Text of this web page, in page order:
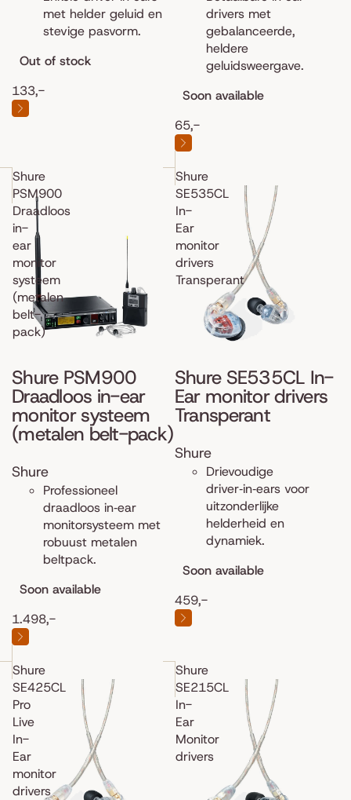
met helder geluid en
stevige pasvorm.
Out of stock
133,-
drivers met
gebalanceerde,
heldere
geluidsweergave.
Soon available
65,-
Shure
PSM900
Draadloos
in-
ear
monitor
systeem
(metalen
belt-
pack)
Shure PSM900
Draadloos in-ear
monitor systeem
(metalen belt-pack)
Shure
Professioneel
draadloos in‑ear
monitorsysteem met
robuust metalen
beltpack.
Soon available
1.498,-
Shure
SE535CL
In-
Ear
monitor
drivers
Transperant
Shure SE535CL In-
Ear monitor drivers
Transperant
Shure
Drievoudige
driver‑in‑ears voor
uitzonderlijke
helderheid en
dynamiek.
Soon available
459,-
Shure
SE425CL
Pro
Live
In-
Ear
monitor
drivers
Shure
SE215CL
In-
Ear
Monitor
drivers